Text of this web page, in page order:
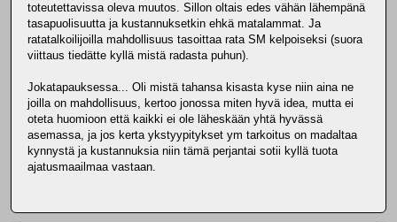
toteutettavissa oleva muutos. Sillon oltais edes vähän lähempänä
tasapuolisuutta ja kustannuksetkin ehkä matalammat. Ja
ratatalkoilijoilla mahdollisuus tasoittaa rata SM kelpoiseksi (suora
viittaus tiedätte kyllä mistä radasta puhun).
Jokatapauksessa... Oli mistä tahansa kisasta kyse niin aina ne
joilla on mahdollisuus, kertoo jonossa miten hyvä idea, mutta ei
oteta huomioon että kaikki ei ole läheskään yhtä hyvässä
asemassa, ja jos kerta ykstyypitykset ym tarkoitus on madaltaa
kynnystä ja kustannuksia niin tämä perjantai sotii kyllä tuota
ajatusmaailmaa vastaan.